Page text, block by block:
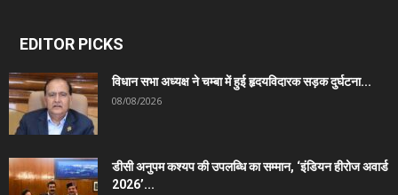
EDITOR PICKS
विधान सभा अध्यक्ष ने चम्बा में हुई हृदयविदारक सड़क दुर्घटना...
08/08/2026
डीसी अनुपम कश्यप की उपलब्धि का सम्मान, ‘इंडियन हीरोज अवार्ड
2026’...